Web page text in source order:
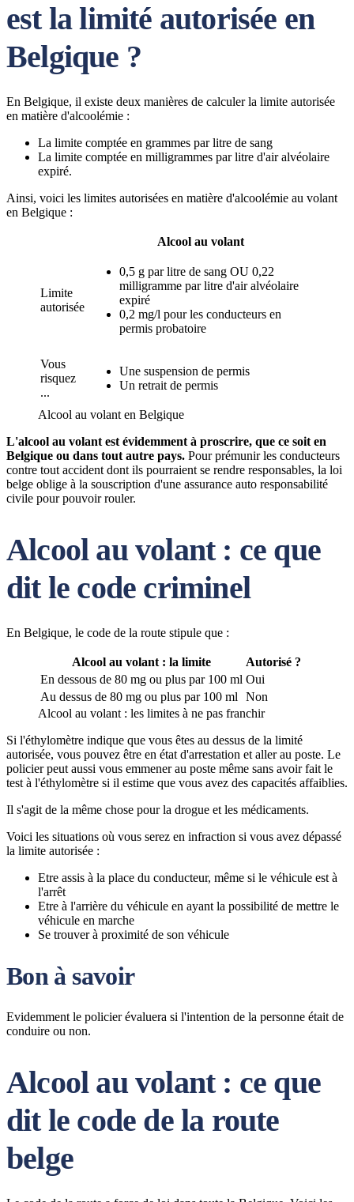
est la limité autorisée en
Belgique ?
En Belgique, il existe deux manières de calculer la limite autorisée
en matière d'alcoolémie :
La limite comptée en grammes par litre de sang
La limite comptée en milligrammes par litre d'air alvéolaire
expiré.
Ainsi, voici les limites autorisées en matière d'alcoolémie au volant
en Belgique :
Alcool au volant
Limite
autorisée
0,5 g par litre de sang OU 0,22
milligramme par litre d'air alvéolaire
expiré
0,2 mg/l pour les conducteurs en
permis probatoire
Vous
risquez
...
Une suspension de permis
Un retrait de permis
Alcool au volant en Belgique
L'alcool au volant est évidemment à proscrire, que ce soit en
Belgique ou dans tout autre pays. Pour prémunir les conducteurs
contre tout accident dont ils pourraient se rendre responsables, la loi
belge oblige à la souscription d'une assurance auto responsabilité
civile pour pouvoir rouler.
Alcool au volant : ce que
dit le code criminel
En Belgique, le code de la route stipule que :
Alcool au volant : la limite
Autorisé ?
En dessous de 80 mg ou plus par 100 ml Oui
Au dessus de 80 mg ou plus par 100 ml
Non
Alcool au volant : les limites à ne pas franchir
Si l'éthylomètre indique que vous êtes au dessus de la limité
autorisée, vous pouvez être en état d'arrestation et aller au poste. Le
policier peut aussi vous emmener au poste même sans avoir fait le
test à l'éthylomètre si il estime que vous avez des capacités affaiblies.
Il s'agit de la même chose pour la drogue et les médicaments.
Voici les situations où vous serez en infraction si vous avez dépassé
la limite autorisée :
Etre assis à la place du conducteur, même si le véhicule est à
l'arrêt
Etre à l'arrière du véhicule en ayant la possibilité de mettre le
véhicule en marche
Se trouver à proximité de son véhicule
Bon à savoir
Evidemment le policier évaluera si l'intention de la personne était de
conduire ou non.
Alcool au volant : ce que
dit le code de la route
belge